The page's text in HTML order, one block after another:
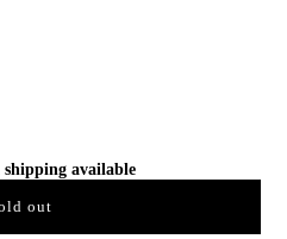
available
out